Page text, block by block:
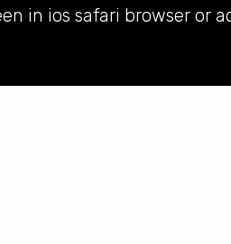
in ios safari browser